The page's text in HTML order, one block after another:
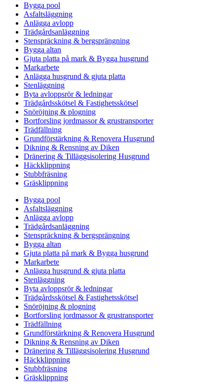
Bygga pool
Asfaltsläggning
Anlägga avlopp
Trädgårdsanläggning
Stenspräckning & bergsprängning
Bygga altan
Gjuta platta på mark & Bygga husgrund
Markarbete
Anlägga husgrund & gjuta platta
Stenläggning
Byta avloppsrör & ledningar
Trädgårdsskötsel & Fastighetsskötsel
Snöröjning & plogning
Bortforsling jordmassor & grustransporter
Trädfällning
Grundförstärkning & Renovera Husgrund
Dikning & Rensning av Diken
Dränering & Tilläggsisolering Husgrund
Häckklippning
Stubbfräsning
Gräsklippning
Bygga pool
Asfaltsläggning
Anlägga avlopp
Trädgårdsanläggning
Stenspräckning & bergsprängning
Bygga altan
Gjuta platta på mark & Bygga husgrund
Markarbete
Anlägga husgrund & gjuta platta
Stenläggning
Byta avloppsrör & ledningar
Trädgårdsskötsel & Fastighetsskötsel
Snöröjning & plogning
Bortforsling jordmassor & grustransporter
Trädfällning
Grundförstärkning & Renovera Husgrund
Dikning & Rensning av Diken
Dränering & Tilläggsisolering Husgrund
Häckklippning
Stubbfräsning
Gräsklippning